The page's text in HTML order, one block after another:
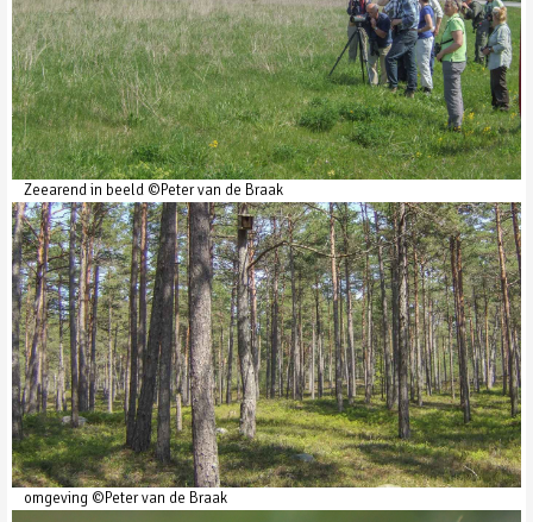
Zeearend in beeld ©Peter van de Braak
omgeving ©Peter van de Braak